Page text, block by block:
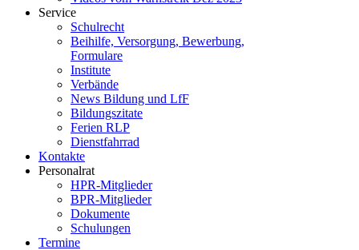
Service
Schulrecht
Beihilfe, Versorgung, Bewerbung,
Formulare
Institute
Verbände
News Bildung und LfF
Bildungszitate
Ferien RLP
Dienstfahrrad
Kontakte
Personalrat
HPR-Mitglieder
BPR-Mitglieder
Dokumente
Schulungen
Termine